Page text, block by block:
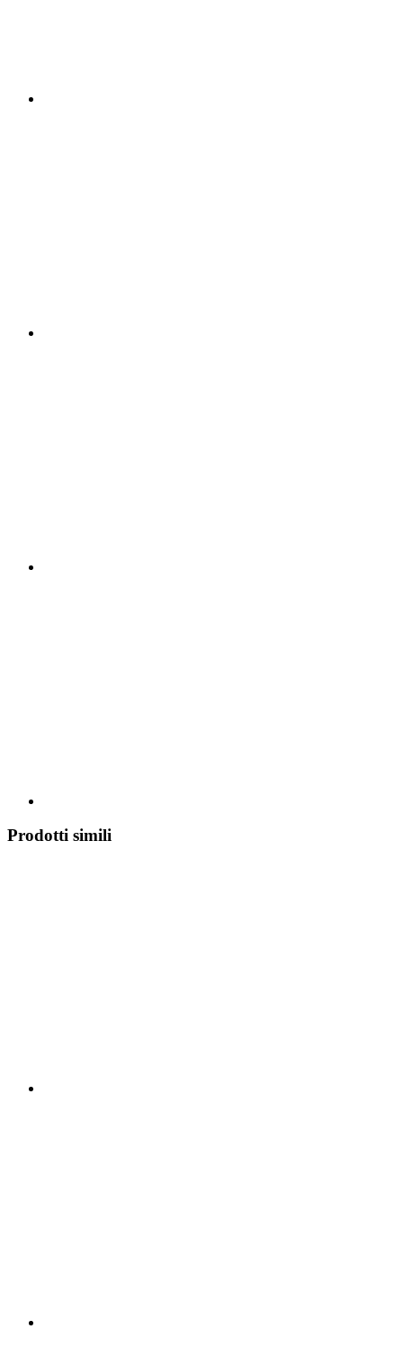
Prodotti simili